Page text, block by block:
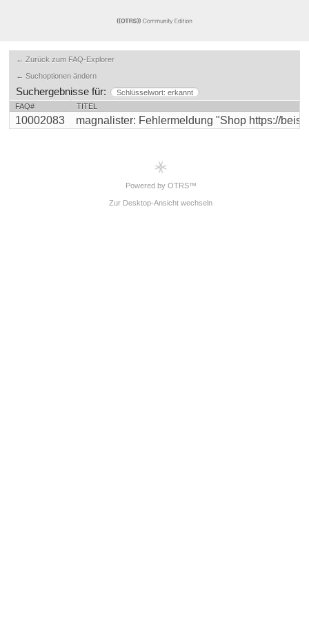
← Zurück zum FAQ-Explorer
← Suchoptionen ändern
Suchergebnisse für:
Schlüsselwort: erkannt
FAQ#
TITEL
10002083 magnalister: Fehlermeldung "Shop https://
Powered by OTRS™
Zur Desktop-Ansicht wechseln